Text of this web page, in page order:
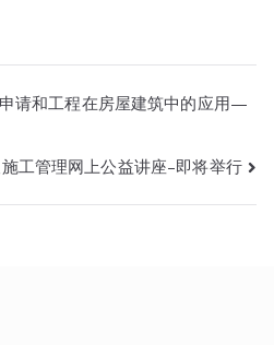
请和工程在房屋建筑中的应用—
工管理网上公益讲座–即将举行